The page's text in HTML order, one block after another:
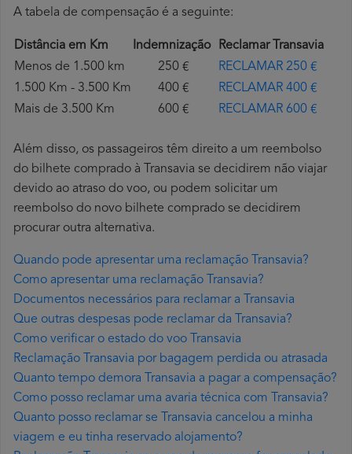
A tabela de compensação é a seguinte:
Distância em Km Indemnização
Reclamar Transavia
Menos de 1.500 km
250 €
RECLAMAR 250 €
1.500 Km - 3.500 Km
400 €
RECLAMAR 400 €
Mais de 3.500 Km
600 € RECLAMAR 600 €
Além disso, os passageiros têm direito a um reembolso
do bilhete comprado à Transavia se decidirem não viajar
devido ao atraso do voo, ou podem solicitar um
reembolso do novo bilhete comprado se decidirem
procurar outra alternativa.
Quando pode apresentar uma reclamação Transavia?
Como apresentar uma reclamação Transavia?
Documentos necessários para reclamar a Transavia
Que outras despesas pode reclamar da Transavia?
Como verificar o estado do voo Transavia
Reclamação Transavia por bagagem perdida ou atrasada
Quanto tempo demora Transavia a pagar a compensação?
Como posso reclamar uma avaria técnica com Transavia?
Quanto posso reclamar se Transavia cancelou a minha
viagem e eu tinha reservado alojamento?